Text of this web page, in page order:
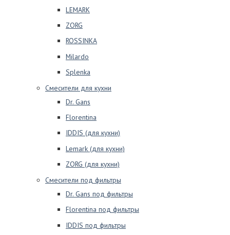
LEMARK
ZORG
ROSSINKA
Milardo
Splenka
Смесители для кухни
Dr. Gans
Florentina
IDDIS (для кухни)
Lemark (для кухни)
ZORG (для кухни)
Смесители под фильтры
Dr. Gans под фильтры
Florentina под фильтры
IDDIS под фильтры